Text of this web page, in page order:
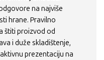
na najviše
hrane. Pravilno
štiti proizvod od
i duže skladištenje,
prezentaciju na